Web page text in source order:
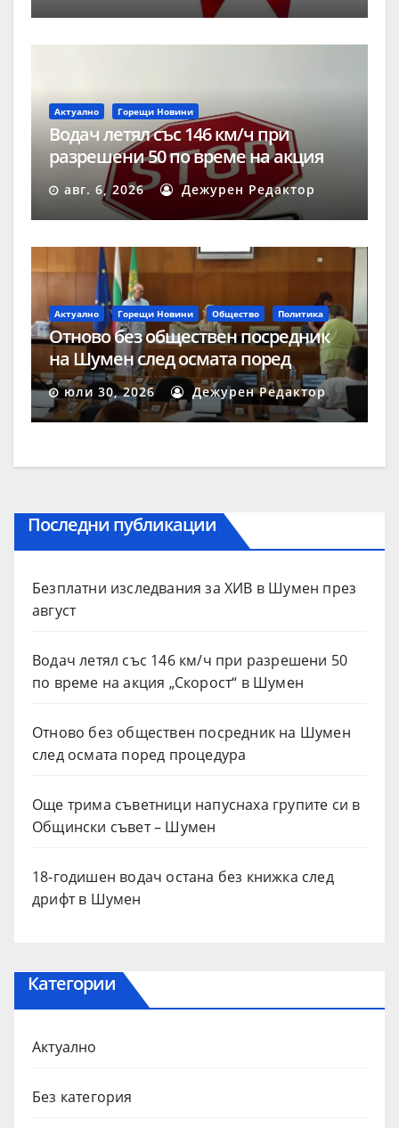
Актуално Горещи Новини
Водач летял със 146 км/ч при
разрешени 50 по време на акция
„Скорост“ в Шумен
авг. 6, 2026 Дежурен Редактор
Актуално Горещи Новини Общество Политика
Отново без обществен посредник
на Шумен след осмата поред
процедура
юли 30, 2026 Дежурен Редактор
Последни публикации
Безплатни изследвания за ХИВ в Шумен през
август
Водач летял със 146 км/ч при разрешени 50
по време на акция „Скорост“ в Шумен
Отново без обществен посредник на Шумен
след осмата поред процедура
Още трима съветници напуснаха групите си в
Общински съвет – Шумен
18-годишен водач остана без книжка след
дрифт в Шумен
Категории
Актуално
Без категория